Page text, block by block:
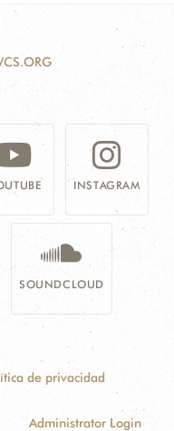
INSTAGRAM
SOUNDCLOUD
de privacidad
Administrator Login